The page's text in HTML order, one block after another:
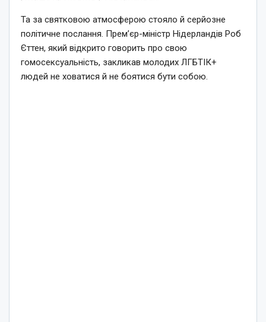
Та за святковою атмосферою стояло й серйозне
політичне послання. Прем’єр-міністр Нідерландів Роб
Єттен, який відкрито говорить про свою
гомосексуальність, закликав молодих ЛГБТІК+
людей не ховатися й не боятися бути собою.